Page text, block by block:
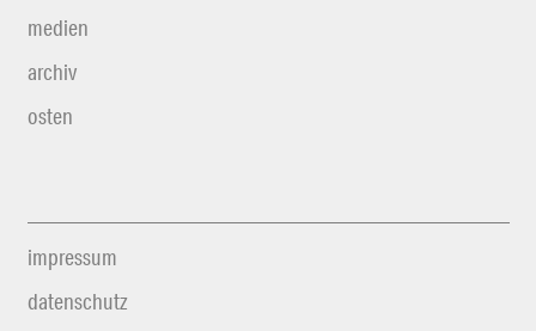
medien
archiv
osten
impressum
datenschutz